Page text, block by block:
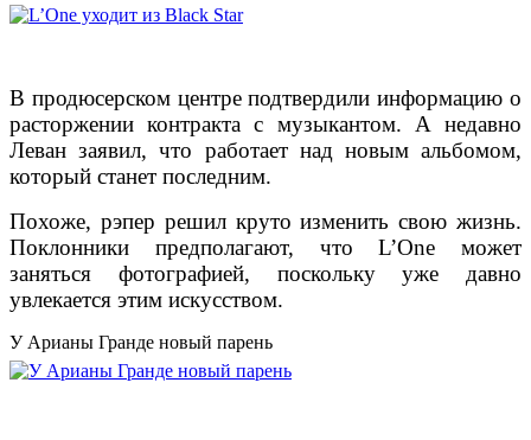
В продюсерском центре подтвердили информацию о
расторжении контракта с музыкантом. А недавно
Леван заявил, что работает над новым альбомом,
который станет последним.
Похоже, рэпер решил круто изменить свою жизнь.
Поклонники предполагают, что L’One может
заняться фотографией, поскольку уже давно
увлекается этим искусством.
У Арианы Гранде новый парень